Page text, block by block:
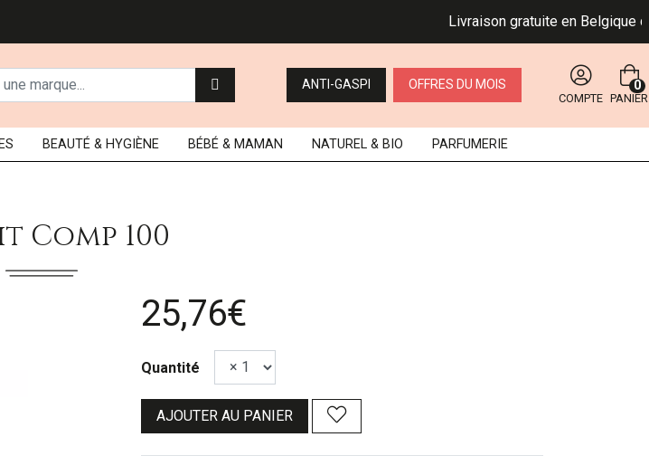
Livraison gratuite en Belgique
ANTI-GASPI OFFRES DU MOIS
COMPTE PANIER
0
BEAUTÉ & HYGIÈNE BÉBÉ & MAMAN NATUREL & BIO PARFUMERIE
Comp 100
25,76€
Quantité
AJOUTER AU PANIER